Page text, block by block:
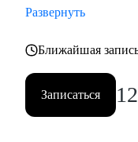
Развернуть
Ближайшая
Записаться